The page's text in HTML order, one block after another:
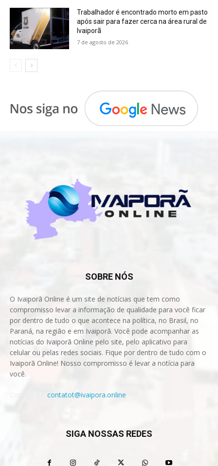
Trabalhador é encontrado morto em pasto
após sair para fazer cerca na área rural de
Ivaiporã
7 de agosto de 2026
SOBRE NÓS
O Ivaiporã Online é um site de notícias que tem como
compromisso levar a informação de qualidade para você ficar
por dentro de tudo o que acontece na política, no Brasil, no
Paraná, na região e em Ivaiporã. Você pode acompanhar as
notícias do Ivaiporã Online pelo site, pelo aplicativo para
celular ou pelas redes sociais. Fique por dentro de tudo com o
Ivaiporã Online! Nosso compromisso é levar a notícia para
você.
contatot@ivaipora.online
SIGA NOSSAS REDES